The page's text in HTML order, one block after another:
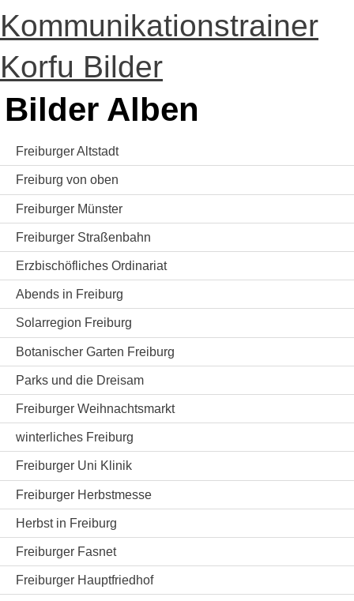
Kommunikationstrainer
Korfu Bilder
Bilder Alben
Freiburger Altstadt
Freiburg von oben
Freiburger Münster
Freiburger Straßenbahn
Erzbischöfliches Ordinariat
Abends in Freiburg
Solarregion Freiburg
Botanischer Garten Freiburg
Parks und die Dreisam
Freiburger Weihnachtsmarkt
winterliches Freiburg
Freiburger Uni Klinik
Freiburger Herbstmesse
Herbst in Freiburg
Freiburger Fasnet
Freiburger Hauptfriedhof